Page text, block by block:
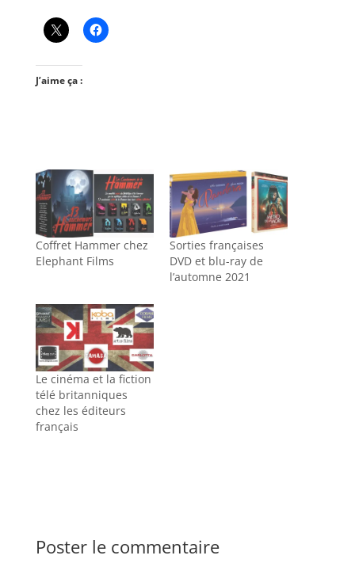
J’aime ça :
Coffret Hammer chez
Elephant Films
Sorties françaises
DVD et blu-ray de
l’automne 2021
Le cinéma et la fiction
télé britanniques
chez les éditeurs
français
Poster le commentaire